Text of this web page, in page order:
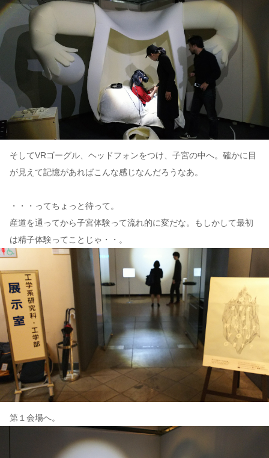
そしてVRゴーグル、ヘッドフォンをつけ、子宮の中へ。確かに目
が見えて記憶があればこんな感じなんだろうなあ。
・・・ってちょっと待って。
産道を通ってから子宮体験って流れ的に変だな。もしかして最初
は精子体験ってことじゃ・・。
第１会場へ。